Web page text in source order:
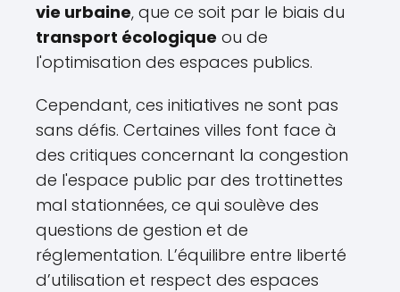
vie urbaine, que ce soit par le biais du
transport écologique ou de
l'optimisation des espaces publics.
Cependant, ces initiatives ne sont pas
sans défis. Certaines villes font face à
des critiques concernant la congestion
de l'espace public par des trottinettes
mal stationnées, ce qui soulève des
questions de gestion et de
réglementation. L’équilibre entre liberté
d’utilisation et respect des espaces